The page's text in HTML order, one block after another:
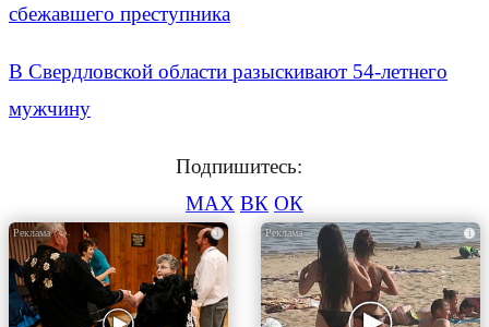
сбежавшего преступника
В Свердловской области разыскивают 54-летнего
мужчину
Подпишитесь:
MAX ВК ОК
i i